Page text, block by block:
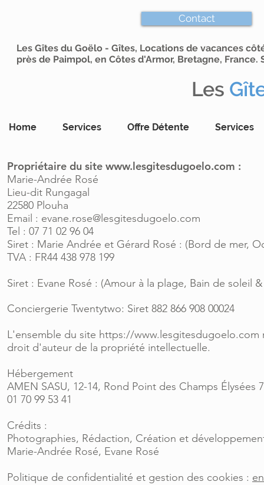
Contact
Les Gîtes du Goëlo - Gîtes, Locations de vacances
près de Paimpol, en Côtes d'Armor, Bretagne, France.
Les
Home Services Offre Détente Services
Propriétaire du site www.lesgitesdugoelo.com :
Marie-Andrée Rosé
Lieu-dit Rungagal
22580 Plouha
Email : evane.rose@lesgitesdugoelo.com
Tel : 07 71 02 96 04
Siret : Marie Andrée et Gérard Rosé : (Bord de mer,
TVA : FR44 438 978 199
Siret : Evane Rosé : (Amour à la plage, Bain de soleil
Conciergerie Twentytwo: Siret 882 866 908 00024
L'ensemble du site https://www.lesgitesdugoelo.com
droit d'auteur de la propriété intellectuelle.
Hébergement
AMEN SASU, 12-14, Rond Point des Champs Élysées
01 70 99 53 41
Crédits :
Photographies, Rédaction, Création et
Marie-Andrée Rosé, Evane Rosé
Politique de confidentialité et gestion des cookies :